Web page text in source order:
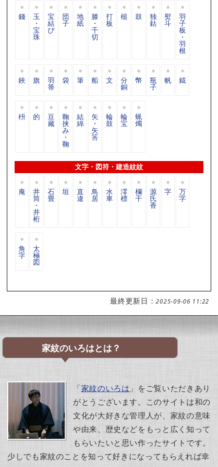
錢 玉
・
宝
珠
宝
結
び
団
子
地
紙
滕
・
千
切
打
板
槌 鼓 独
鈷
熨
斗
羽
子
板
・
羽
根
鋏 旗 羽
箒
袋 筆 船 文 分
銅
幣 瓶
子
帆 鉞
枡 的 豆
藏
鞠
挟
み
・
鞠
結
綿
矢
・
矢
筈
輪
鼓
輪
宝
蝋
燭
文字・図符・建造紋紋
庵 井
筒
・
井
桁
石
畳
垣 直
違
鳥
居
水
車
澪
標
欄
干
源
氏
香
字 万
字
角
字
太
極
図
最終更新日：2025-09-06 11:22
家紋のいろはとは？
「家紋のいろは 」をご覧いただきあり
がとうございます。このサイトは和の
文化が大好きな管理人が、家紋の意味
や由来、歴史などをもっと広く知って
もらいたいと思い作ったサイトです。
少しでも家紋のことを知って好きになってもらえれば幸